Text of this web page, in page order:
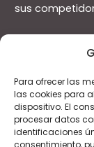
Para ofrecer las
las cookies para
dispositivo. El
procesar datos
identificaciones
consentimiento,
sus